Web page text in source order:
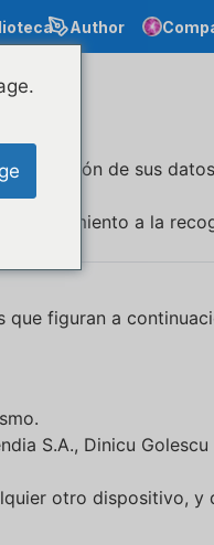
Author
de sus
a la
figuran a
S.A., Dinicu
otro dispositivo, y